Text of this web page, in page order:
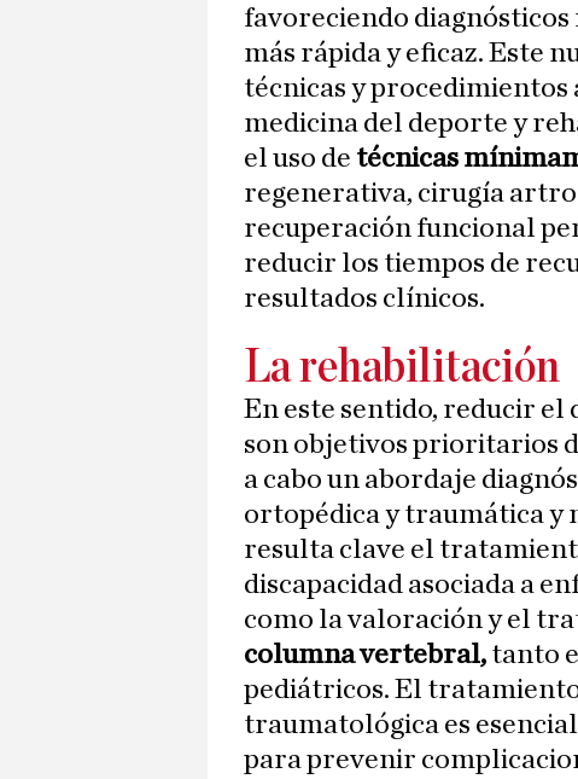
favoreciendo diagnósticos
más rápida y eficaz. Este
técnicas y procedimientos
medicina del deporte y
el uso de técnicas
regenerativa, cirugía
recuperación funcional
reducir los tiempos de
resultados clínicos.
La rehabilitación
En este sentido, reducir
son objetivos prioritarios
a cabo un abordaje
ortopédica y traumática y
resulta clave el
discapacidad asociada a
como la valoración y el
columna vertebral, tanto
pediátricos. El
traumatológica es
para prevenir